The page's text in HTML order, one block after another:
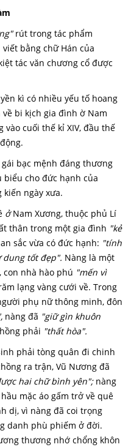
rút trong tác phẩm
viết bằng chữ Hán của
tác văn chương cổ được
kì có nhiều yếu tố hoang
bi kịch gia đình ờ Nam
vào cuối thế kỉ XIV, đầu thế
bạc mệnh đáng thương
biểu cho đức hạnh của
ngày xưa.
ởNam Xương, thuộc phủ Lí
thân trong một gia đình "kẻ
sắc vừa có đức hạnh: "tính
dung tốt đẹp". Nàng là một
con nhà hào phú "mến vì
lạng vàng cưới về. Trong
phụ nữ thông minh, đôn
nàng đã "giữ gìn khuôn
phải "thất hòa".
phải tòng quân đi chinh
ra trận, Vũ Nương đã
hai chữ bình yên";nàng
mặc áo gấm trở về quê
dị, vì nàng đã coi trọng
danh phù phiếm ở đời.
thương nhớ chổng khôn